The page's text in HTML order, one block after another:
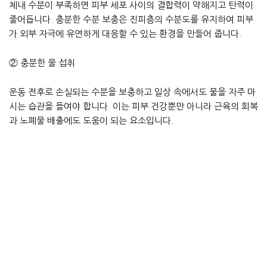
체내 수분이 부족하면 피부 세포 사이의 결합력이 약해지고 탄력이
줄어듭니다. 충분한 수분 보충은 진피층의 수분도를 유지하여 피부
가 외부 자극에 유연하게 대응할 수 있는 환경을 만들어 줍니다.
② 충분한 물 섭취
운동 전후로 손실되는 수분을 보충하고 일상 속에서도 물을 자주 마
시는 습관을 들여야 합니다. 이는 피부 건강뿐만 아니라 근육의 회복
과 노폐물 배출에도 도움이 되는 요소입니다.